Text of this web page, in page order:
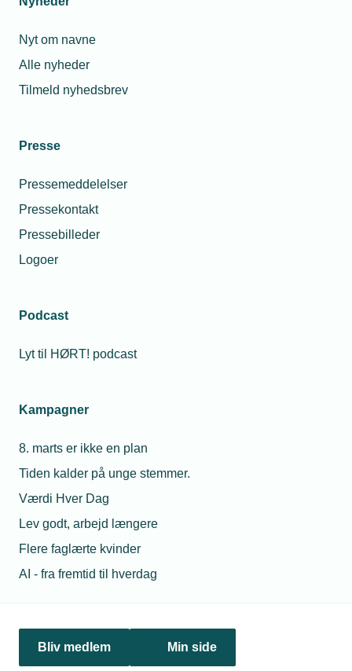
Nyt om navne
Alle nyheder
Tilmeld nyhedsbrev
Presse
Pressemeddelelser
Pressekontakt
Pressebilleder
Logoer
Podcast
Lyt til HØRT! podcast
Kampagner
8. marts er ikke en plan
Tiden kalder på unge stemmer.
Værdi Hver Dag
Lev godt, arbejd længere
Flere faglærte kvinder
AI - fra fremtid til hverdag
Bliv medlem Min side
Som virksomhed kan man med fordel benytte sig af
31. maj 2023
virksomhed?
som følge af den nye bogføringslov. Se webinar om, hvad
det kommer til at betyde for din virksomhed.
Personaleforhold
Politik & analyse